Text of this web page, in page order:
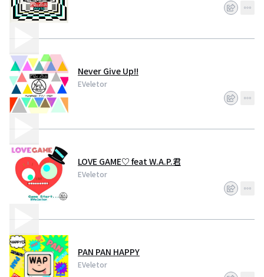
Never Give Up!!
EVeletor
LOVE GAME♡ feat W.A.P.君
EVeletor
PAN PAN HAPPY
EVeletor